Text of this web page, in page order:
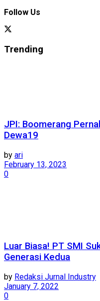
Follow Us
Trending
JPI: Boomerang
Dewa19
by ari
February 13, 2023
0
Luar Biasa! PT SMI
Generasi Kedua
by Redaksi Jurnal Industry
January 7, 2022
0